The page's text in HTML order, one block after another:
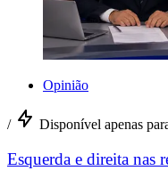
Opinião
/ Disponível apenas
Esquerda e direita nas